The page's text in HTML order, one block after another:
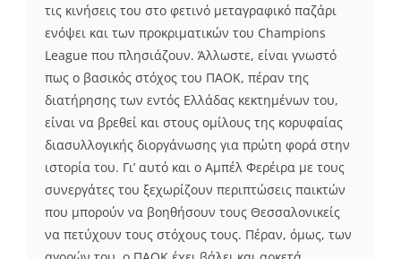
τις κινήσεις του στο φετινό μεταγραφικό παζάρι
ενόψει και των προκριματικών του Champions
League που πλησιάζουν. Άλλωστε, είναι γνωστό
πως ο βασικός στόχος του ΠΑΟΚ, πέραν της
διατήρησης των εντός Ελλάδας κεκτημένων του,
είναι να βρεθεί και στους ομίλους της κορυφαίας
διασυλλογικής διοργάνωσης για πρώτη φορά στην
ιστορία του. Γι’ αυτό και ο Αμπέλ Φερέιρα με τους
συνεργάτες του ξεχωρίζουν περιπτώσεις παικτών
που μπορούν να βοηθήσουν τους Θεσσαλονικείς
να πετύχουν τους στόχους τους. Πέραν, όμως, των